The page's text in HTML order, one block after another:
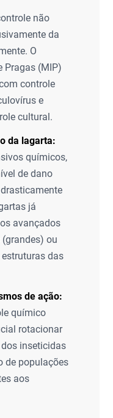
não
da
O
Pragas (MIP)
controle
e
cultural.
da lagarta:
químicos,
de dano
já
avançados
ou
das
de ação:
químico
rotacionar
inseticidas
de populações
aos